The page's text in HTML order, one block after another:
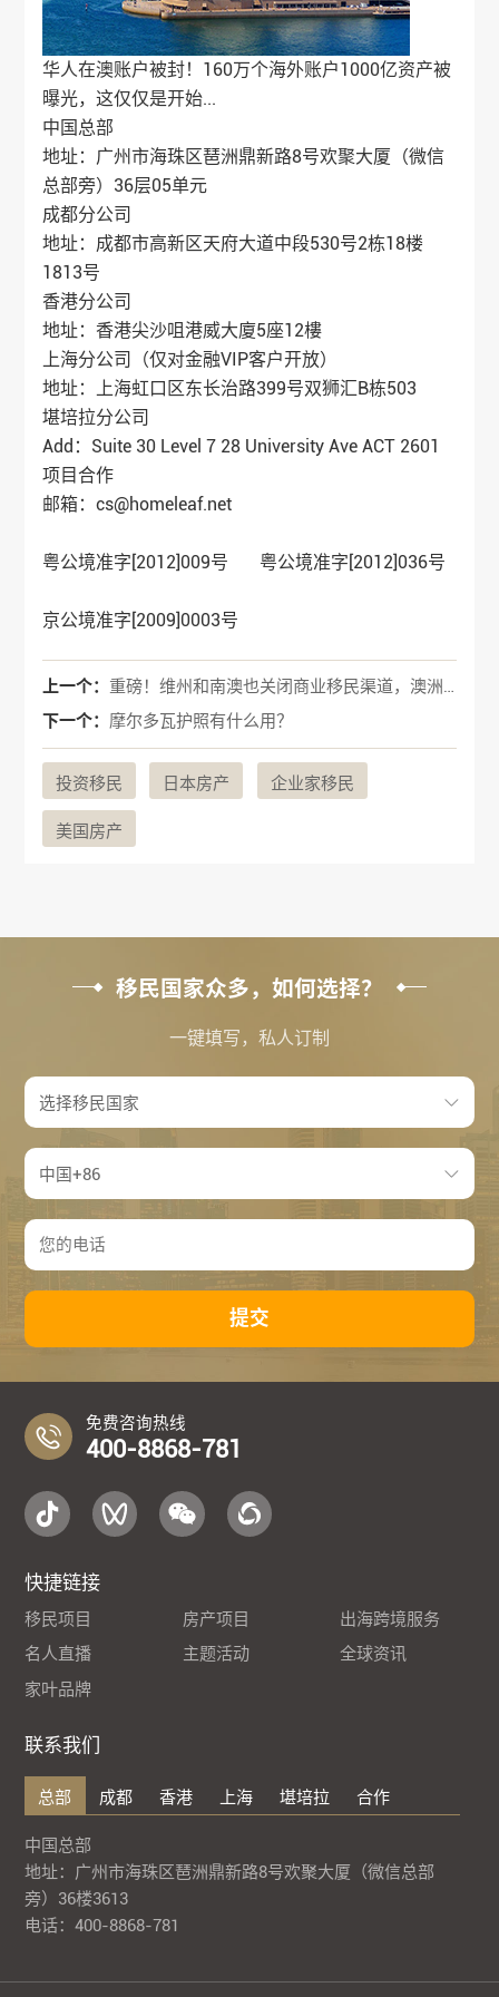
华人在澳账户被封！160万个海外账户1000亿资产被
曝光，这仅仅是开始...
中国总部
地址：广州市海珠区琶洲鼎新路8号欢聚大厦（微信
总部旁）36层05单元
成都分公司
地址：成都市高新区天府大道中段530号2栋18楼
1813号
香港分公司
地址：香港尖沙咀港威大廈5座12樓
上海分公司（仅对金融VIP客户开放）
地址：上海虹口区东长治路399号双狮汇B栋503
堪培拉分公司
Add：Suite 30 Level 7 28 University Ave ACT 2601
项目合作
邮箱：cs@homeleaf.net
粤公境准字[2012]009号 粤公境准字[2012]036号
京公境准字[2009]0003号
上一个：
重磅！维州和南澳也关闭商业移民渠道，澳洲移民再不动手就来不及啦！
下一个： 摩尔多瓦护照有什么用？
投资移民 日本房产 企业家移民
美国房产
移民国家众多，如何选择？
一键填写，私人订制
提交
免费咨询热线
400-8868-781
快捷链接
移民项目 房产项目
出海跨境服务
名人直播
主题活动
全球资讯
家叶品牌
联系我们
总部 成都 香港 上海 堪培拉 合作
中国总部
地址：广州市海珠区琶洲鼎新路8号欢聚大厦（微信总部
旁）36楼3613
电话：400-8868-781